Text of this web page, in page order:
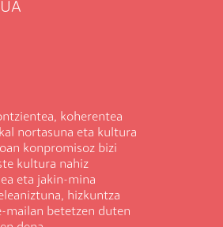
koherentea
nortasuna eta kultura
konpromisoz bizi
kultura nahiz
eta jakin-mina
hizkuntza
mailan betetzen duten